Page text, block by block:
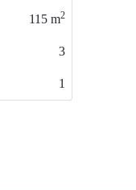
85m2
2
1
85m2
2
1